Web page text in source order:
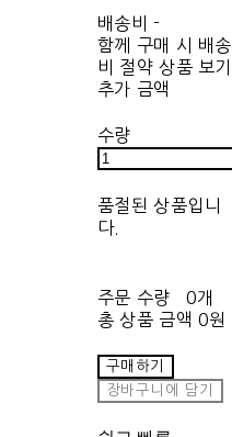
배송비-
함께 구매 시 배송
비 절약 상품 보기
추가 금액
수량
품절된 상품입니
다.
주문 수량
0개
총 상품 금액 0원
구매하기
장바구니에 담기